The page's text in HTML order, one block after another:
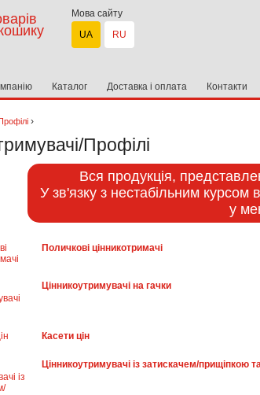
Мова сайту
UA
RU
Каталог Доставка і оплата Контакти
›
Профілі
Вся продукція,
У зв'язку з нестабільним курсом
у
Поличкові цінникотримачі
Цінникоутримувачі на гачки
Касети цін
Цінникоутримувачі із затискачем/прищіпкою